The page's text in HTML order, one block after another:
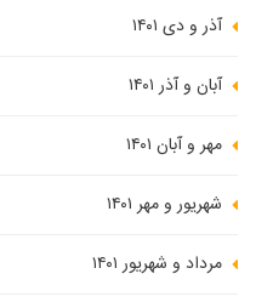
آذر و دی ۱۴۰۱
آبان و آذر ۱۴۰۱
مهر و آبان ۱۴۰۱
شهریور و مهر ۱۴۰۱
مرداد و شهریور ۱۴۰۱